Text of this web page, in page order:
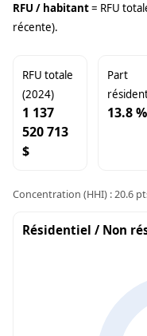
RFU / habitant= RFU
récente).
RFU totale
(2024)
1 137
520 713
$
Part
13.8 %
Concentration (HHI) : 20.6
Résidentiel / Non